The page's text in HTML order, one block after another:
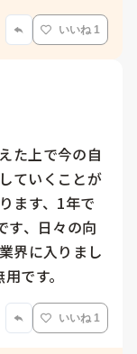
いいね 1
た上で今の自
ていくことが
ます、1年で
す、日々の向
界に入りまし
です。
いいね 1